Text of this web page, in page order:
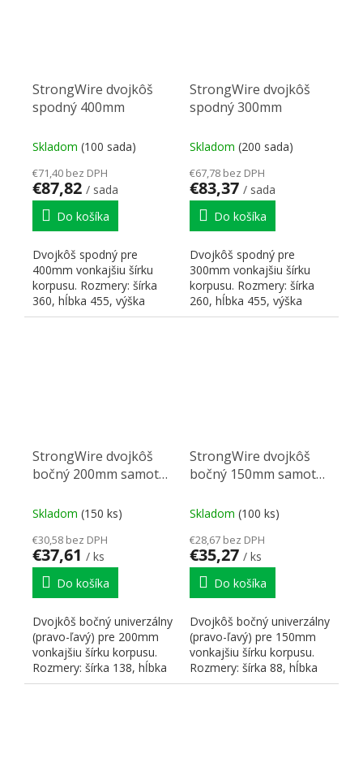
StrongWire dvojkôš
spodný 400mm
Skladom (100 sada)
€71,40 bez DPH
€87,82 / sada
Do košíka
Dvojkôš spodný pre
400mm vonkajšiu šírku
korpusu. Rozmery: šírka
360, hĺbka 455, výška
535mm. Prevedenie
StrongWire dvojkôš
spodný 300mm
Skladom (200 sada)
€67,78 bez DPH
€83,37 / sada
Do košíka
Dvojkôš spodný pre
300mm vonkajšiu šírku
korpusu. Rozmery: šírka
260, hĺbka 455, výška
535mm. Prevedenie
StrongWire dvojkôš
bočný 200mm samotný
Skladom (150 ks)
€30,58 bez DPH
€37,61 / ks
Do košíka
Dvojkôš bočný univerzálny
(pravo-ľavý) pre 200mm
vonkajšiu šírku korpusu.
Rozmery: šírka 138, hĺbka
475, výška 470mm....
StrongWire dvojkôš
bočný 150mm samotný
Skladom (100 ks)
€28,67 bez DPH
€35,27 / ks
Do košíka
Dvojkôš bočný univerzálny
(pravo-ľavý) pre 150mm
vonkajšiu šírku korpusu.
Rozmery: šírka 88, hĺbka
475, výška 470mm....